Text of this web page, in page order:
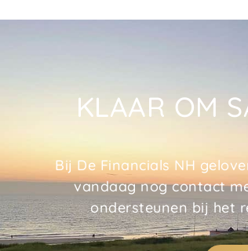
KLAAR OM
Bij De Financials NH
vandaag nog contact
ondersteunen bij het